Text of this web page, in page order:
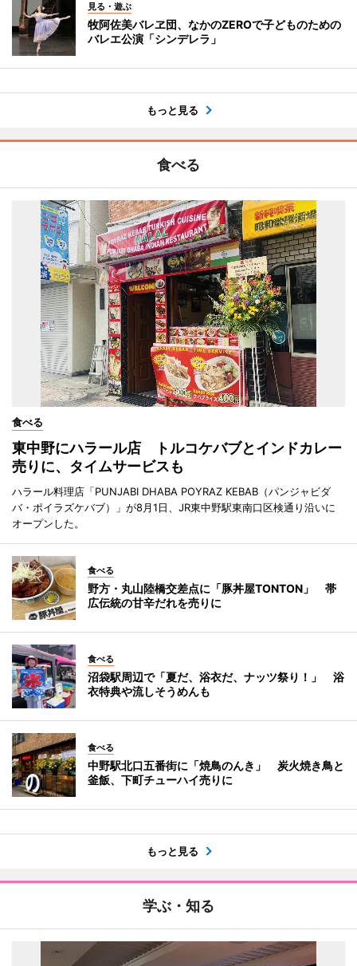
見る・遊ぶ
牧阿佐美バレヱ団、なかのZEROで子どものための
バレエ公演「シンデレラ」
もっと見る
食べる
食べる
東中野にハラール店 トルコケバブとインドカレー
売りに、タイムサービスも
ハラール料理店「PUNJABI DHABA POYRAZ KEBAB（パンジャビダ
バ・ポイラズケバブ）」が8月1日、JR東中野駅東南口区検通り沿いに
オープンした。
食べる
野方・丸山陸橋交差点に「豚丼屋TONTON」 帯
広伝統の甘辛だれを売りに
食べる
沼袋駅周辺で「夏だ、浴衣だ、ナッツ祭り！」 浴
衣特典や流しそうめんも
食べる
中野駅北口五番街に「焼鳥のんき」 炭火焼き鳥と
釜飯、下町チューハイ売りに
もっと見る
学ぶ・知る